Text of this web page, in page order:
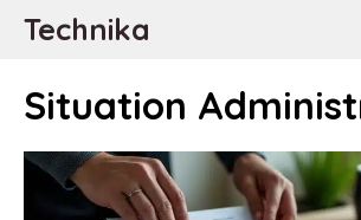
AllerTechnika
Situation